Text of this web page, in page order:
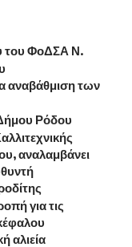
του ΦοΔΣΑ Ν.
αναβάθμιση των
Ρόδου
αναλαμβάνει
για τις
αλιεία